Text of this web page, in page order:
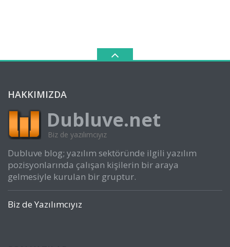
HAKKIMIZDA
Dubluve.net
Biz de yazılımcıyız
Dubluve blog; yazılım sektöründe ilgili yazılım
pozisyonlarında çalışan kişilerin bir araya
gelmesiyle kurulan bir gruptur.
Biz de Yazılımcıyız